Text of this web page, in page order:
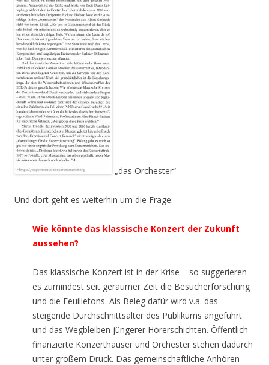
„das Orchester“
Und dort geht es weiterhin um die Frage:
Wie könnte das klassische Konzert der Zukunft
aussehen?
Das klassische Konzert ist in der Krise – so suggerieren
es zumindest seit geraumer Zeit die Besucherforschung
und die Feuilletons. Als Beleg dafür wird v.a. das
steigende Durchschnittsalter des Publikums angeführt
und das Wegbleiben jüngerer Hörerschichten. Öffentlich
finanzierte Konzerthäuser und Orchester stehen dadurch
unter großem Druck. Das gemeinschaftliche Anhören